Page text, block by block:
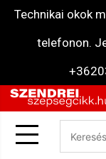
Technikai okok
telefonon.